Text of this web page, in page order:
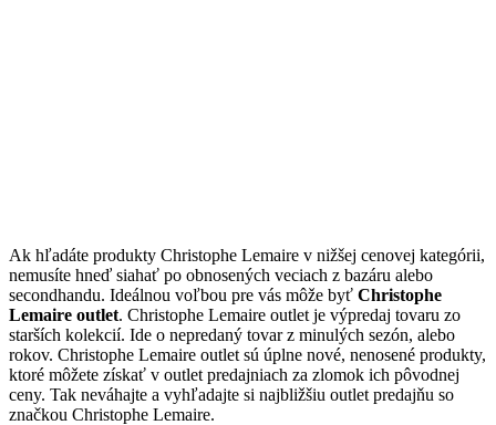
Ak hľadáte produkty Christophe Lemaire v nižšej cenovej kategórii,
nemusíte hneď siahať po obnosených veciach z bazáru alebo
secondhandu. Ideálnou voľbou pre vás môže byť Christophe
Lemaire outlet. Christophe Lemaire outlet je výpredaj tovaru zo
starších kolekcií. Ide o nepredaný tovar z minulých sezón, alebo
rokov. Christophe Lemaire outlet sú úplne nové, nenosené produkty,
ktoré môžete získať v outlet predajniach za zlomok ich pôvodnej
ceny. Tak neváhajte a vyhľadajte si najbližšiu outlet predajňu so
značkou Christophe Lemaire.